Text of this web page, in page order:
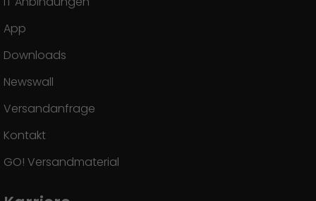
App
Downloads
Newswall
Versandanfrage
Kontakt
GO! Versandmaterial